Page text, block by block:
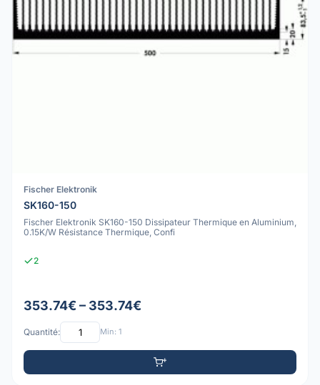
Fischer Elektronik
SK160-150
Fischer Elektronik SK160-150 Dissipateur Thermique en Aluminium,
0.15K/W Résistance Thermique, Confi
2
353.74€ – 353.74€
Quantité: Min: 1